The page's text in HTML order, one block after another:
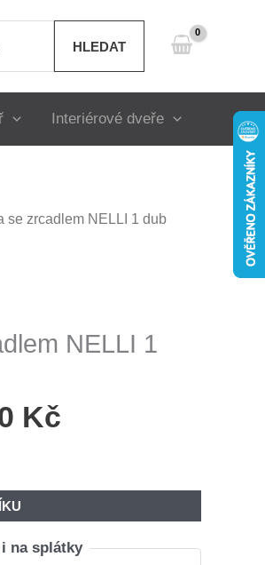
HLEDAT
Interiérové dveře
se zrcadlem NELLI 1 dub
NELLI 1
Kč
958,00 Kč.
na splátky